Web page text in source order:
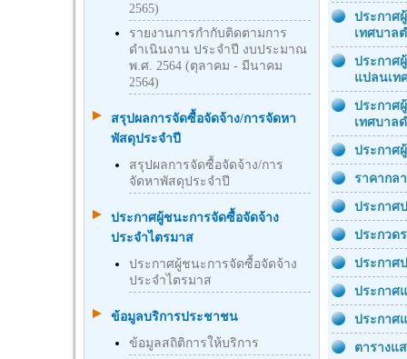
2565)
รายงานการกำกับติดตามการ
ดำเนินงาน ประจำปี งบประมาณ
พ.ศ. 2564 (ตุลาคม - มีนาคม
2564)
สรุปผลการจัดซื้อจัดจ้าง/การจัดหา
พัสดุประจำปี
สรุปผลการจัดซื้อจัดจ้าง/การ
จัดหาพัสดุประจำปี
ประกาศผู้ชนะการจัดซื้อจัดจ้าง
ประจำไตรมาส
ประกาศผู้ชนะการจัดซื้อจัดจ้าง
ประจำไตรมาส
ข้อมูลบริการประชาชน
ข้อมูลสถิติการให้บริการ
ประกาศ
เทศบาล
ประกาศ
แปลนเท
ประกาศ
เทศบาล
ประกาศ
ราคากล
ประกาศ
ประกวด
ประกาศ
ประกาศ
ประกาศ
ตารางแ